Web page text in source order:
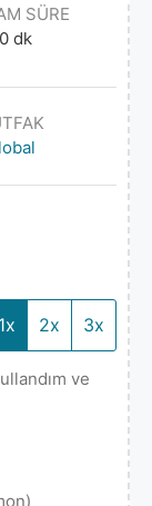
SÜRE
dk
1x 2x 3x
ve